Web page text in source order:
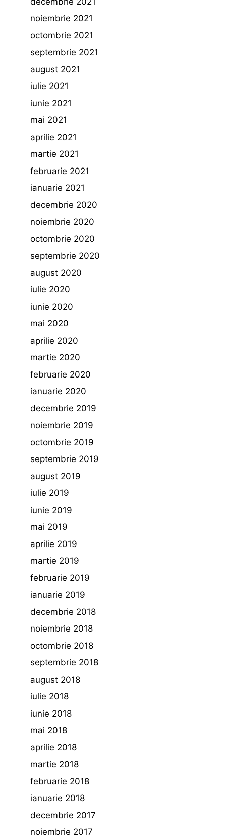
noiembrie 2021
octombrie 2021
septembrie 2021
august 2021
iulie 2021
iunie 2021
mai 2021
aprilie 2021
martie 2021
februarie 2021
ianuarie 2021
decembrie 2020
noiembrie 2020
octombrie 2020
septembrie 2020
august 2020
iulie 2020
iunie 2020
mai 2020
aprilie 2020
martie 2020
februarie 2020
ianuarie 2020
decembrie 2019
noiembrie 2019
octombrie 2019
septembrie 2019
august 2019
iulie 2019
iunie 2019
mai 2019
aprilie 2019
martie 2019
februarie 2019
ianuarie 2019
decembrie 2018
noiembrie 2018
octombrie 2018
septembrie 2018
august 2018
iulie 2018
iunie 2018
mai 2018
aprilie 2018
martie 2018
februarie 2018
ianuarie 2018
decembrie 2017
noiembrie 2017